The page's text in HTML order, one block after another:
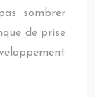
sombrer
de prise